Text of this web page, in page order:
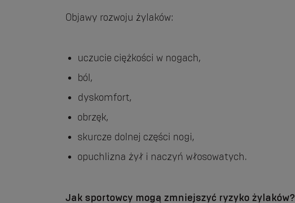
Objawy rozwoju żylaków:
uczucie ciężkości w nogach,
ból,
dyskomfort,
obrzęk,
skurcze dolnej części nogi,
opuchlizna żył i naczyń włosowatych.
Jak sportowcy mogą zmniejszyć ryzyko żylaków?